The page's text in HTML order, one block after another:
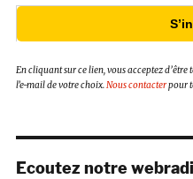
En cliquant sur ce lien, vous acceptez
l’e-mail de votre choix.Nous contacterpour
Ecoutez notre